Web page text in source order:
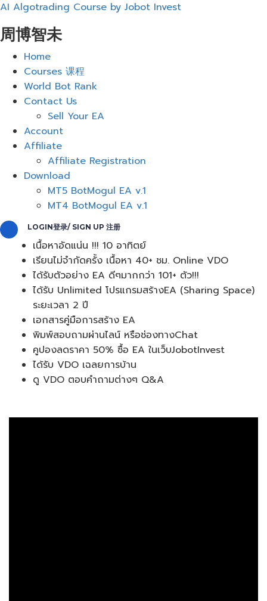
AI Algotrading Course by Jobot Invest
周博智未
MenuHome
Courses 课程
World Bot Rank
Contact Us
Sell Your EA
Account
Affiliate
Affiliate Registration
Download
MT5 BotMogul EA v.1
MT4 BotMogul EA v.1
LOGIN登录/ SIGN UP 注册
เนื้อหาอัดแน่น !!! 10 อาทิตย์
เรียนไม่จำกัดครั้ง เนื้อหา 40+ ชม. Online VDO
ได้รับตัวอย่าง EA ดีๆมากกว่า 101+ ตัว!!!
ได้รับ Unlimited โปรแกรมสร้างEA (Sharing Space)
ระยะเวลา 2 ปี
เอกสารคู่มือการสร้าง EA
พิมพ์สอบถามผ่านไลน์ หรือช่องทางChat
คูปองลดราคา 50% ซื้อ EA ในเว็บJobotInvest
ได้รับ VDO เฉลยการบ้าน
ดู VDO ตอบคำถามต่างๆ Q&A